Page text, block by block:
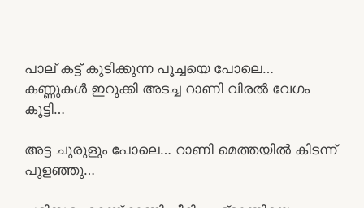
പാല് കട്ട് കുടിക്കുന്ന പൂച്ചയെ പോലെ…
കണ്ണുകൾ ഇറുക്കി അടച്ച റാണി വിരൽ വേഗം
കൂട്ടി…
അട്ട ചുരുളും പോലെ… റാണി മെത്തയിൽ കിടന്ന്
പുളഞ്ഞു…